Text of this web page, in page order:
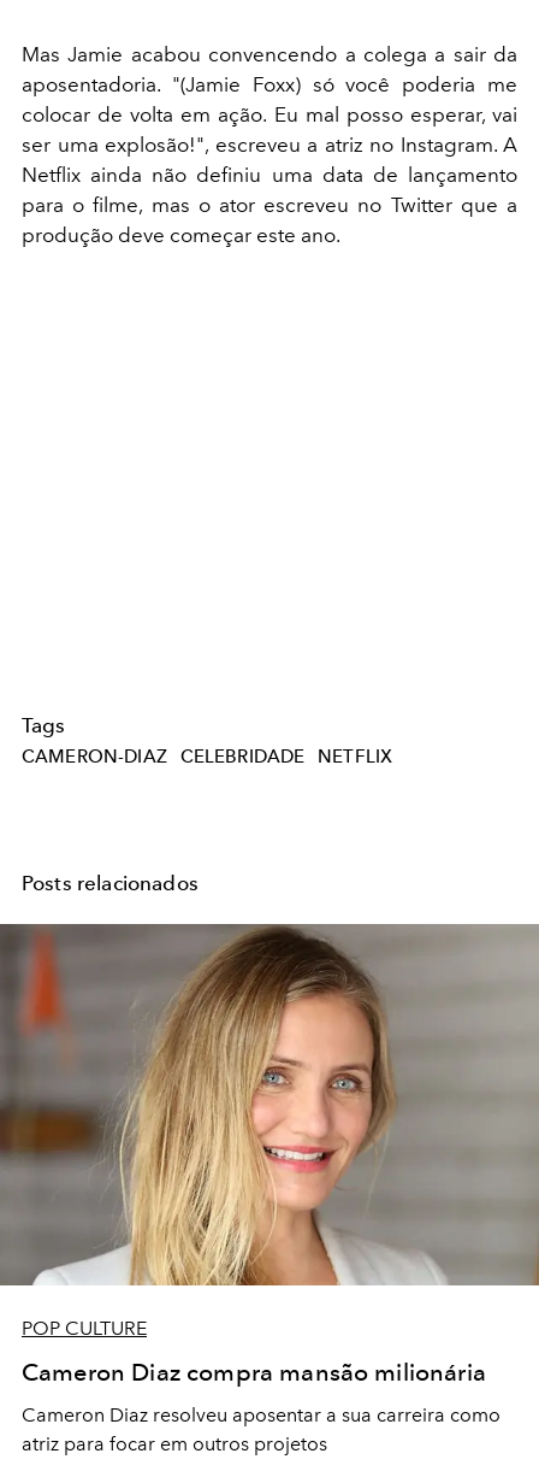
Mas Jamie acabou convencendo a colega a sair da
aposentadoria. "(Jamie Foxx) só você poderia me
colocar de volta em ação. Eu mal posso esperar, vai
ser uma explosão!", escreveu a atriz no Instagram. A
Netflix ainda não definiu uma data de lançamento
para o filme, mas o ator escreveu no Twitter que a
produção deve começar este ano.
Tags
CAMERON-DIAZ CELEBRIDADE NETFLIX
Posts relacionados
POP CULTURE
Cameron Diaz compra mansão milionária
Cameron Diaz resolveu aposentar a sua carreira como
atriz para focar em outros projetos